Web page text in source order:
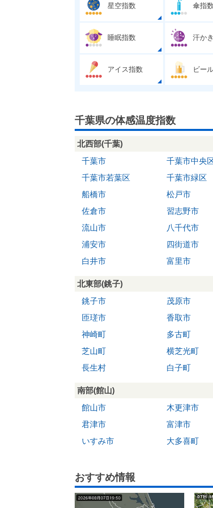
星空指数 傘指数
睡眠指数 汗か
アイス指数 ビー
千葉県の体感温度指数
北西部(千葉)
千葉市
千葉市中央
千葉市若葉区
千葉市緑区
船橋市
松戸市
佐倉市
習志野市
流山市
八千代市
浦安市
四街道市
白井市
富里市
北東部(銚子)
銚子市
茂原市
匝瑳市
香取市
神崎町
多古町
芝山町
横芝光町
長生村
白子町
南部(館山)
館山市
木更津市
君津市
富津市
いすみ市
大多喜町
おすすめ情報